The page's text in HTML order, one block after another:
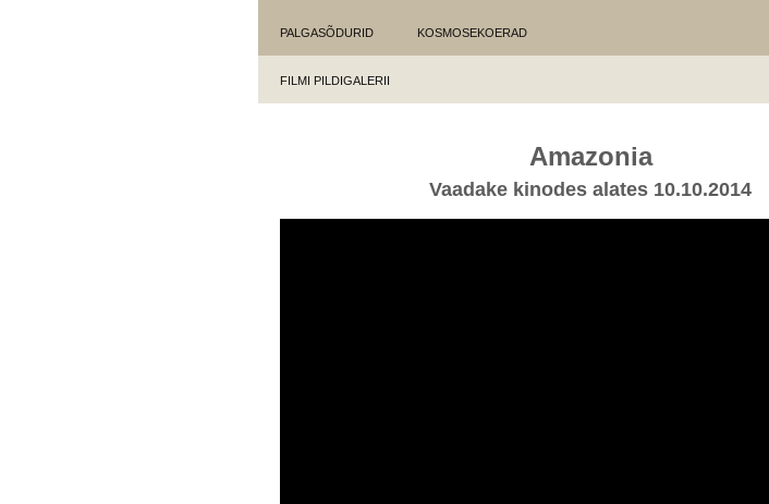
PALGASÕDURID KOSMOSEKOERAD
FILMI PILDIGALERII
Amazonia
Vaadake kinodes alates 10.10.2014